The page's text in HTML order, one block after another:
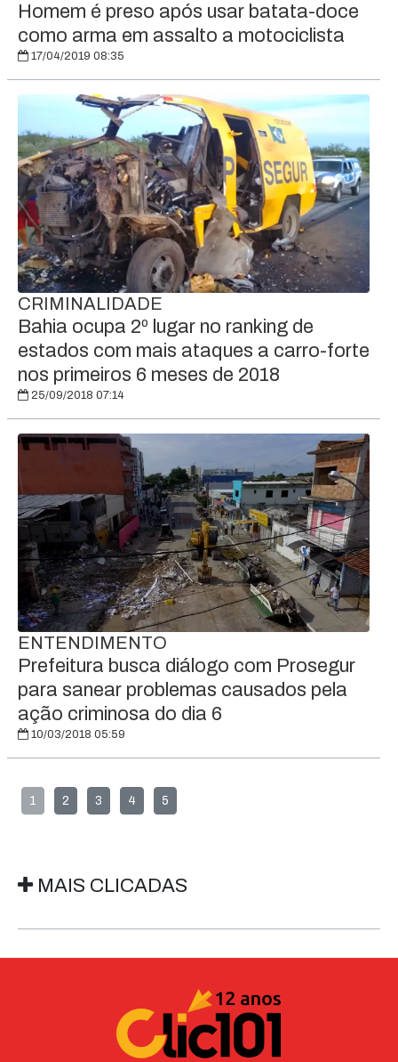
Homem é preso após usar batata-doce
como arma em assalto a motociclista
17/04/2019 08:35
CRIMINALIDADE
Bahia ocupa 2º lugar no ranking de
estados com mais ataques a carro-forte
nos primeiros 6 meses de 2018
25/09/2018 07:14
ENTENDIMENTO
Prefeitura busca diálogo com Prosegur
para sanear problemas causados pela
ação criminosa do dia 6
10/03/2018 05:59
1 2 3 4 5
MAIS CLICADAS